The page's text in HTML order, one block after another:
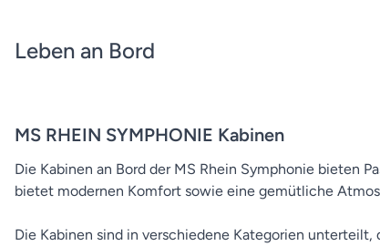
Leben an Bord
MS RHEIN SYMPHONIE Kabinen
Die Kabinen an Bord der MS Rhein Symphonie bieten
bietet modernen Komfort sowie eine gemütliche
Die Kabinen sind in verschiedene Kategorien